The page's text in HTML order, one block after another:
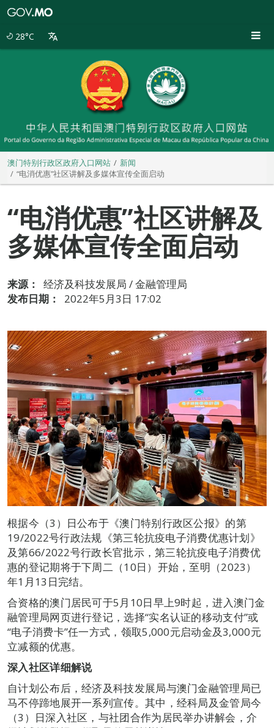
28°C
澳门特别行政区政府入口网站
新闻
“电消优惠”社区讲解及多媒体宣传全面启动
“电消优惠”社区讲解及
多媒体宣传全面启动
来源：
经济及科技发展局 / 金融管理局
发布日期：
2022年5月3日 17:02
根据今（3）日公布于《澳门特别行政区公报》的第
19/2022号行政法规《第三轮抗疫电子消费优惠计划》
及第66/2022号行政长官批示，第三轮抗疫电子消费优
惠的登记期将于下周二（10日）开始，至明（2023）
年1月13日完结。
合资格的澳门居民可于5月10日早上9时起，进入澳门金
融管理局网页进行登记，选择“实名认证的移动支付”或
“电子消费卡”任一方式，领取5,000元启动金及3,000元
立减额的优惠。
深入社区详细解说
自计划公布后，经济及科技发展局与澳门金融管理局已
马不停蹄地展开一系列宣传。其中，经科局及金管局今
（3）日深入社区，与社团合作为居民举办讲解会，介